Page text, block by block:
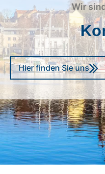
Wir
Hier finden Sie uns